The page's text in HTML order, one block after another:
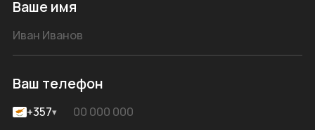
Ваше имя
Ваш телефон
+357▾